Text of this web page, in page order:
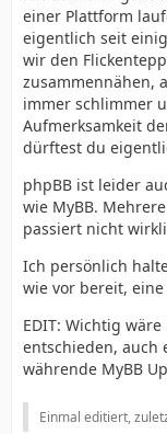
einer Plattform
eigentlich seit
wir den
zusammennähen,
immer schlimmer
Aufmerksamkeit
dürftest du
phpBB ist leider
wie MyBB.
passiert nicht
Ich persönlich
wie vor bereit,
EDIT: Wichtig
entschieden, auch
währende MyBB
Einmal editiert,